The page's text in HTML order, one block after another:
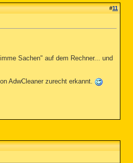
#11
Sachen" auf dem Rechner... und
AdwCleaner zurecht erkannt.